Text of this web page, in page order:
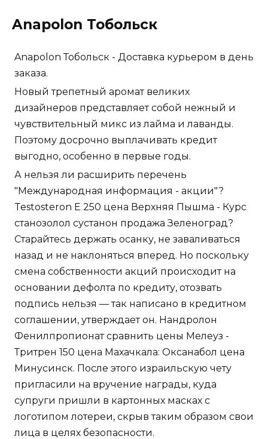
Anapolon Тобольск
Anapolon Тобольск - Доставка курьером в день
заказа.
Новый трепетный аромат великих
дизайнеров представляет собой нежный и
чувствительный микс из лайма и лаванды.
Поэтому досрочно выплачивать кредит
выгодно, особенно в первые годы.
А нельзя ли расширить перечень
"Международная информация - акции"?
Testosteron E 250 цена Верхняя Пышма - Курс
станозолол сустанон продажа Зеленоград?
Старайтесь держать осанку, не заваливаться
назад и не наклоняться вперед. Но поскольку
смена собственности акций происходит на
основании дефолта по кредиту, отозвать
подпись нельзя — так написано в кредитном
соглашении, утверждает он. Нандролон
Фенилпропионат сравнить цены Мелеуз -
Тритрен 150 цена Махачкала: Оксанабол цена
Минусинск. После этого израильскую чету
пригласили на вручение награды, куда
супруги пришли в картонных масках с
логотипом лотереи, скрыв таким образом свои
лица в целях безопасности.